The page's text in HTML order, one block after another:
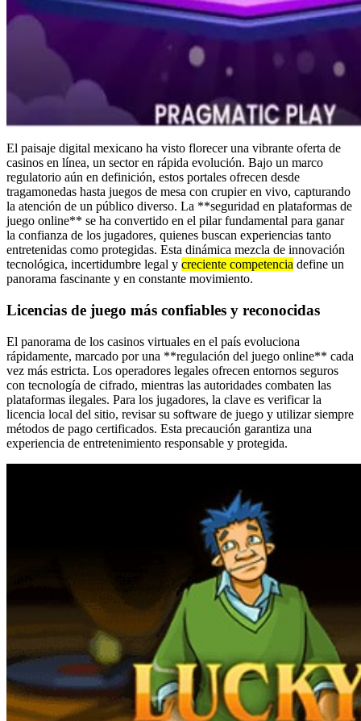
El paisaje digital mexicano ha visto florecer una vibrante oferta de
casinos en línea, un sector en rápida evolución. Bajo un marco
regulatorio aún en definición, estos portales ofrecen desde
tragamonedas hasta juegos de mesa con crupier en vivo, capturando
la atención de un público diverso. La **seguridad en plataformas de
juego online** se ha convertido en el pilar fundamental para ganar
la confianza de los jugadores, quienes buscan experiencias tanto
entretenidas como protegidas. Esta dinámica mezcla de innovación
tecnológica, incertidumbre legal y creciente competencia define un
panorama fascinante y en constante movimiento.
Licencias de juego más confiables y reconocidas
El panorama de los casinos virtuales en el país evoluciona
rápidamente, marcado por una **regulación del juego online** cada
vez más estricta. Los operadores legales ofrecen entornos seguros
con tecnología de cifrado, mientras las autoridades combaten las
plataformas ilegales. Para los jugadores, la clave es verificar la
licencia local del sitio, revisar su software de juego y utilizar siempre
métodos de pago certificados. Esta precaución garantiza una
experiencia de entretenimiento responsable y protegida.